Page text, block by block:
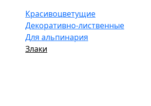
Красивоцветущие
Декоративно-лиственные
Для альпинария
Злаки